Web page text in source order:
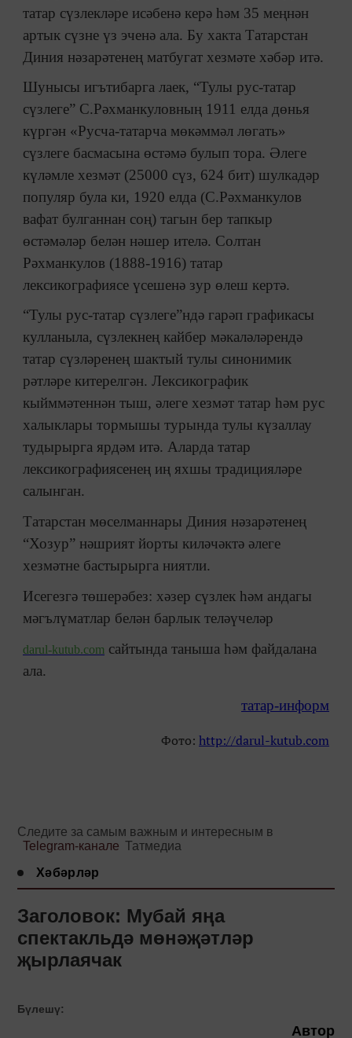
татар сүзлекләре исәбенә керә һәм 35 меңнән
артык сүзне үз эченә ала. Бу хакта Татарстан
Диния нәзарәтенең матбугат хезмәте хәбәр итә.
Шунысы игътибарга лаек, “Тулы рус-татар
сүзлеге” С.Рәхманкуловның 1911 елда дөнья
күргән «Русча-татарча мөкәммәл лөгать»
сүзлеге басмасына өстәмә булып тора. Әлеге
күләмле хезмәт (25000 сүз, 624 бит) шулкадәр
популяр була ки, 1920 елда (С.Рәхманкулов
вафат булганнан соң) тагын бер тапкыр
өстәмәләр белән нәшер ителә. Солтан
Рәхманкулов (1888-1916) татар
лексикографиясе үсешенә зур өлеш кертә.
“Тулы рус-татар сүзлеге”ндә гарәп графикасы
кулланыла, сүзлекнең кайбер мәкаләләрендә
татар сүзләренең шактый тулы синонимик
рәтләре китерелгән. Лексикографик
кыйммәтеннән тыш, әлеге хезмәт татар һәм рус
халыклары тормышы турында тулы күзаллау
тудырырга ярдәм итә. Аларда татар
лексикографиясенең иң яхшы традицияләре
салынган.
Татарстан мөселманнары Диния нәзарәтенең
“Хозур” нәшрият йорты киләчәктә әлеге
хезмәтне бастырырга ниятли.
Исегезгә төшерәбез: хәзер сүзлек һәм андагы
мәгълүматлар белән барлык теләүчеләр
darul-kutub.com сайтында таныша һәм файдалана
ала.
татар-информ
Фото: http://darul-kutub.com
Следите за самым важным и интересным в
Telegram-канале Татмедиа
Хәбәрләр
Заголовок: Мубай яңа
спектакльдә мөнәҗәтләр
җырлаячак
Бүлешү:
Автор